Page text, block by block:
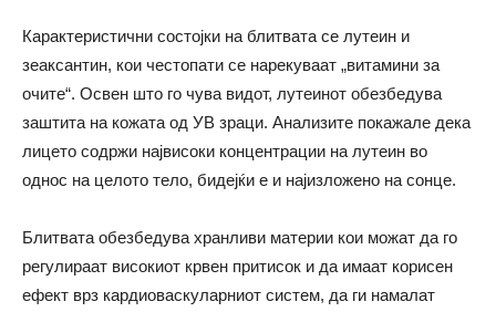
Карактеристични состојки на блитвата се лутеин и
зеаксантин, кои честопати се нарекуваат „витамини за
очите“. Освен што го чува видот, лутеинот обезбедува
заштита на кожата од УВ зраци. Анализите покажале дека
лицето содржи највисоки концентрации на лутеин во
однос на целото тело, бидејќи е и најизложено на сонце.
Блитвата обезбедува хранливи материи кои можат да го
регулираат високиот крвен притисок и да имаат корисен
ефект врз кардиоваскуларниот систем, да ги намалат